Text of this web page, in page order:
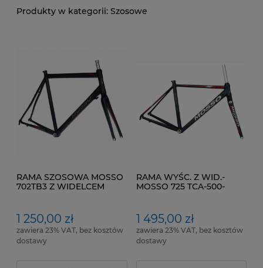
Szosowe
RAMA SZOSOWA MOSSO
702TB3 Z WIDELCEM
1 250,00 zł
zawiera 23% VAT, bez kosztów
dostawy
RAMA WYŚC. Z WID.-
MOSSO 725 TCA-500-
1 495,00 zł
zawiera 23% VAT, bez kosztów
dostawy